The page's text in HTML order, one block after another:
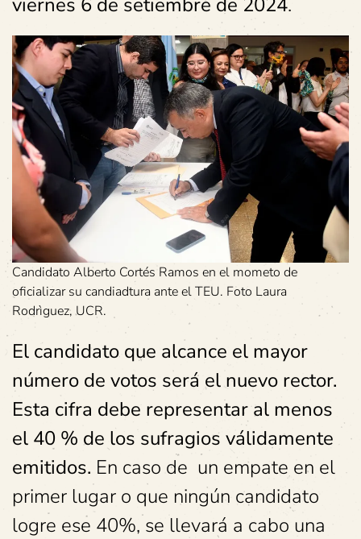
Candidato Alberto Cortés Ramos en el mometo de
oficializar su candiadtura ante el TEU. Foto Laura
Rodrìguez, UCR.
El candidato que alcance el mayor
número de votos será el nuevo rector.
Esta cifra debe representar al menos
el 40 % de los sufragios válidamente
emitidos. En caso de un empate en el
primer lugar o que ningún candidato
logre ese 40%, se llevará a cabo una